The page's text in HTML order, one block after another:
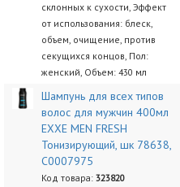
склонных к сухости, Эффект
от использования: блеск,
объем, очищение, против
секущихся концов, Пол:
женский, Объем: 430 мл
Шампунь для всех типов
волос для мужчин 400мл
EXXE MEN FRESH
Тонизирующий, шк 78638,
С0007975
Код товара: 323820